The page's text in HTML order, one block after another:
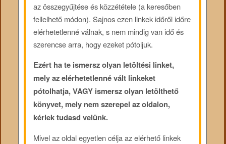
az összegyűjtése és közzététele (a keresőben
fellelhető módon). Sajnos ezen linkek időről időre
elérhetetlenné válnak, s nem mindig van idő és
szerencse arra, hogy ezeket pótoljuk.
Ezért ha te ismersz olyan letöltési linket,
mely az elérhetetlenné vált linkeket
pótolhatja, VAGY ismersz olyan letölthető
könyvet, mely nem szerepel az oldalon,
kérlek tudasd velünk.
Mivel az oldal egyetlen célja az elérhető linkek